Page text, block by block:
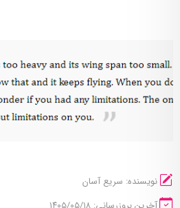
نویسنده: سریع آسان